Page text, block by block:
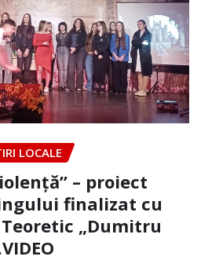
LOCALE
– proiect
finalizat cu
„Dumitru